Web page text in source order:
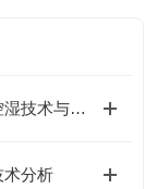
莱玻特瑞霉菌培养箱核心特性解析：精确控湿技术与抑菌设计
术分析